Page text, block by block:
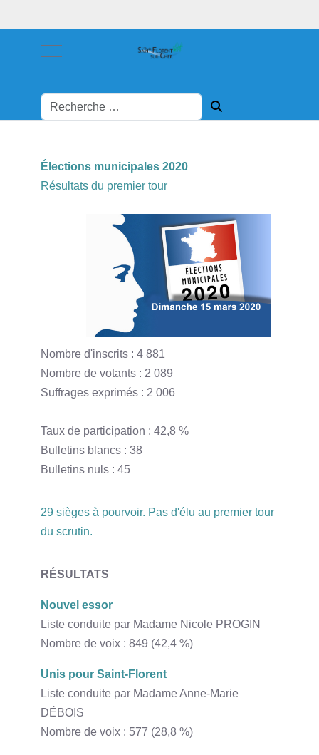
Mobile Menu Toggle
Élections municipales 2020
Résultats du premier tour
Nombre d'inscrits : 4 881
Nombre de votants : 2 089
Suffrages exprimés : 2 006
Taux de participation : 42,8 %
Bulletins blancs : 38
Bulletins nuls : 45
29 sièges à pourvoir. Pas d'élu au premier tour
du scrutin.
RÉSULTATS
Nouvel essor
Liste conduite par Madame Nicole PROGIN
Nombre de voix : 849 (42,4 %)
Unis pour Saint-Florent
Liste conduite par Madame Anne-Marie
DÉBOIS
Nombre de voix : 577 (28,8 %)